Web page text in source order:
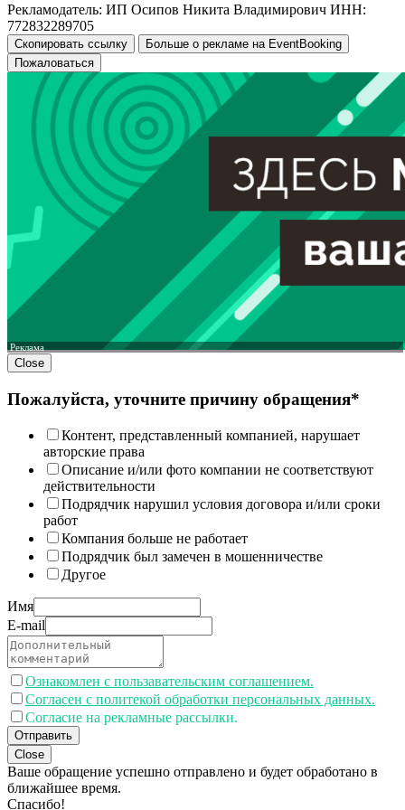
Рекламодатель: ИП Осипов Никита Владимирович ИНН:
772832289705
Скопировать ссылку
Больше о рекламе на EventBooking
Пожаловаться
Реклама
Close
Пожалуйста, уточните причину обращения*
Контент, представленный компанией, нарушает
авторские права
Описание и/или фото компании не соответствуют
действительности
Подрядчик нарушил условия договора и/или сроки
работ
Компания больше не работает
Подрядчик был замечен в мошенничестве
Другое
Имя
E-mail
Ознакомлен с пользавательским соглашением.
Согласен с политекой обработки персональных данных.
Согласие на рекламные рассылки.
Отправить
Close
Ваше обращение успешно отправлено и будет обработано в
ближайшее время.
Спасибо!